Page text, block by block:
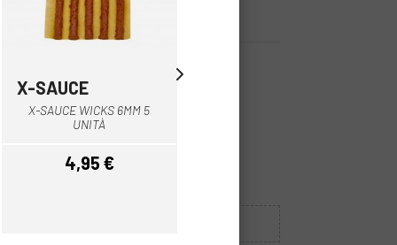
X-SAUCE
X-SAUCE WICKS 6MM 5
UNITÀ
Prezzo
4,95 €